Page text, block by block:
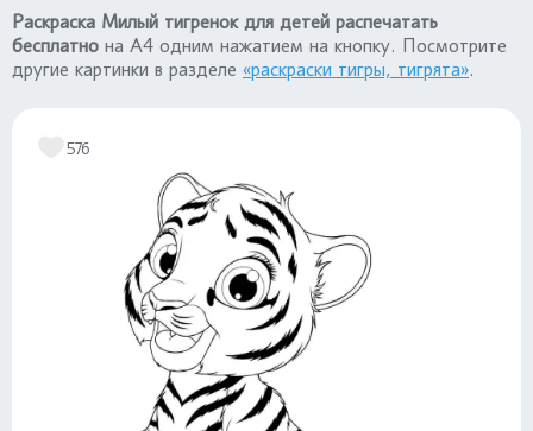
Раскраска Милый тигренок для детей распечатать
бесплатно на А4 одним нажатием на кнопку. Посмотрите
другие картинки в разделе «раскраски тигры, тигрята».
576